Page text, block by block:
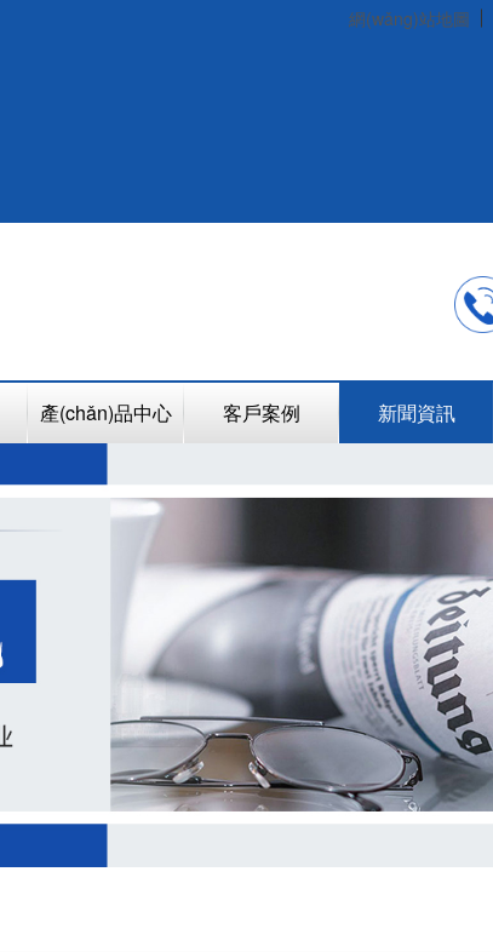
網(wǎng)站地圖
產(chǎn)品中心 客戶案例 新聞資訊